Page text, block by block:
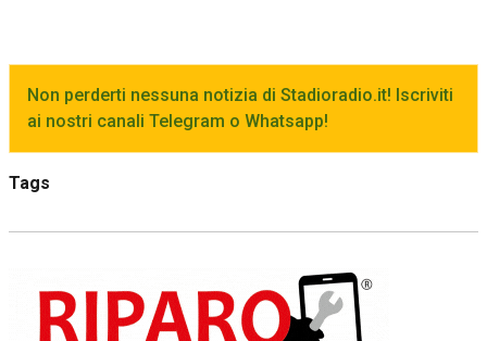
Non perderti nessuna notizia di Stadioradio.it! Iscriviti
ai nostri canali Telegram o Whatsapp!
Tags